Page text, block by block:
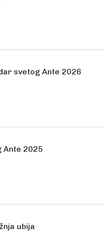
svetog Ante 2026
Ante 2025
ubija